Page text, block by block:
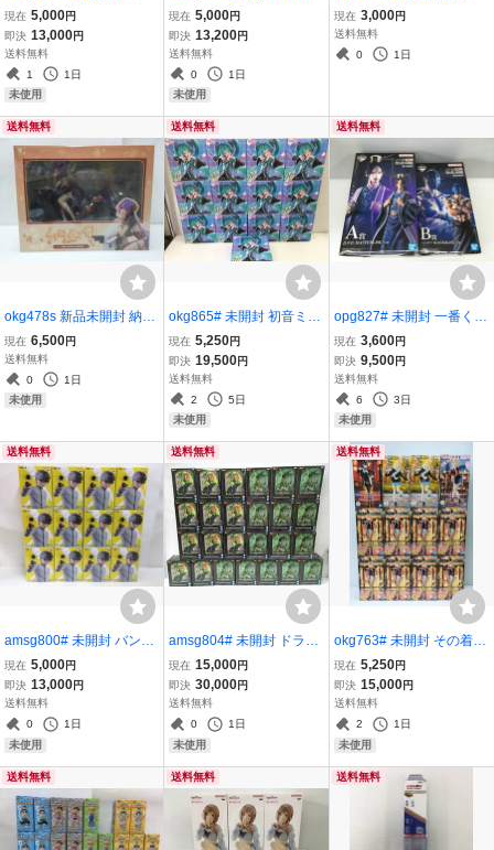
ンボール超 Grandista 孫
悟空III 10点セット バンダ
イ
現在 5,000円
即決 13,000円
送料無料
1
1日
未使用
BRATION STARS 摩緒 11
点セット バンダイ
現在 5,000円
即決 13,200円
送料無料
0
1日
未使用
ンプコミックス 魔男のイ
チ 宇佐崎 しろ(著) - 集英
社 1～8巻セット
現在 3,000円
送料無料
0
1日
送料無料
okg478s 新品未開封 納蘭
詞 illustration by Biya 1/6
完成品フィギュア BearPa
nda 大網株式会社
現在 6,500円
送料無料
0
1日
未使用
送料無料
okg865# 未開封 初音ミク
T-most フィギュア 13点セ
ット タイトー
現在 5,250円
即決 19,500円
送料無料
2
5日
未使用
送料無料
opg827# 未開封 一番くじ
キングダム A賞 昌平君 B
賞 バジオウ 2点セット M
ASTERLISE バンダイ 知
と武の両輪
現在 3,600円
即決 9,500円
送料無料
6
3日
未使用
送料無料
amsg800# 未開封 バンダ
イ キルアオ フィギュア 大
狼十三 12個セット
現在 5,000円
即決 13,000円
送料無料
0
1日
未使用
送料無料
amsg804# 未開封 ドラゴ
ンボールZ MATCH MAKE
RS セル×14 人造人間16
号×11 25点セット バンダ
イ
現在 15,000円
即決 30,000円
送料無料
0
1日
未使用
送料無料
okg763# 未開封 その着せ
替え人形は恋をする GLIT
TER&GLAMOURS 喜多川
海夢 4種 12点セット バン
ダイ 着せ恋
現在 5,250円
即決 15,000円
送料無料
2
1日
未使用
送料無料 送料無料 送料無料